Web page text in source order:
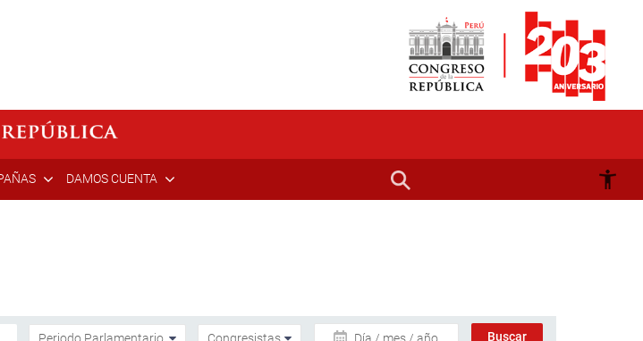
DAMOS CUENTA